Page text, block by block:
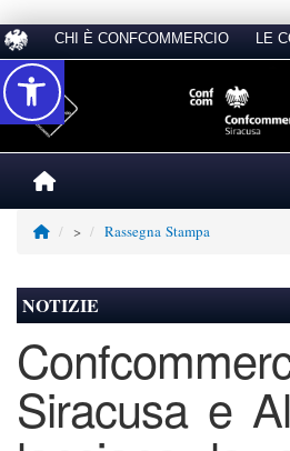
CHI È CONFCOMMERCIO LE
> Rassegna Stampa
NOTIZIE
Siracusa e
Accessibilità